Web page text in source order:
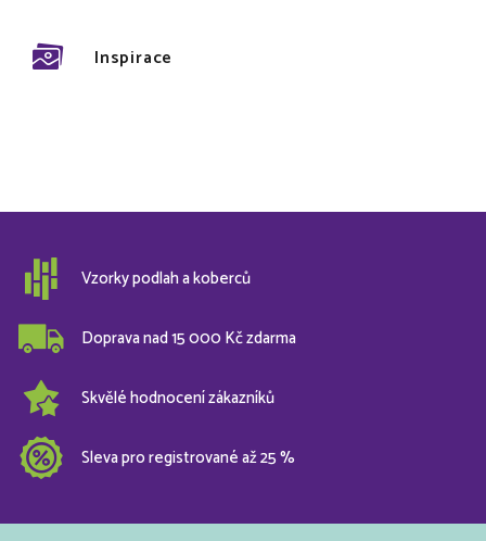
Inspirace
Vzorky podlah a koberců
Doprava nad 15 000 Kč zdarma
Skvělé hodnocení zákazníků
Sleva pro registrované až 25 %